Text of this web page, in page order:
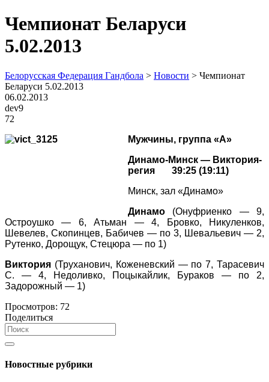
Чемпионат Беларуси
5.02.2013
Белорусская Федерация Гандбола > Новости > Чемпионат
Беларуси 5.02.2013
06.02.2013
dev9
72
Мужчины, группа «А»
Динамо-Минск — Виктория-
регия 39:25 (19:11)
Минск, зал «Динамо»
Динамо (Онуфриенко — 9,
Остроушко — 6, Атьман — 4, Бровко, Никуленков,
Шевелев, Скопинцев, Бабичев — по 3, Шевальевич — 2,
Рутенко, Дорощук, Стецюра — по 1)
Виктория (Труханович, Коженевский — по 7, Тарасевич
С. — 4, Недоливко, Поцыкайлик, Бураков — по 2,
Задорожный — 1)
Просмотров: 72
Поделиться
Новостные рубрики